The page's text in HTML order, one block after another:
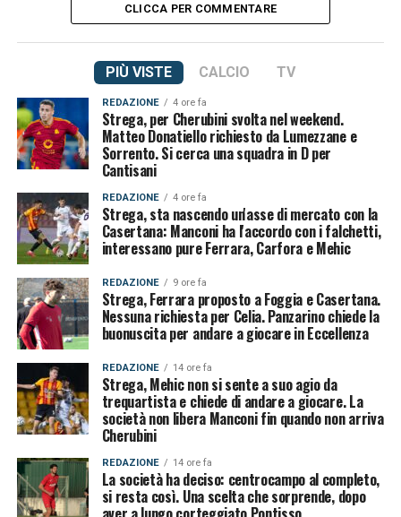
CLICCA PER COMMENTARE
PIÙ VISTE CALCIO TV
REDAZIONE 4 ore fa
Strega, per Cherubini svolta nel weekend.
Matteo Donatiello richiesto da Lumezzane e
Sorrento. Si cerca una squadra in D per
Cantisani
REDAZIONE 4 ore fa
Strega, sta nascendo un'asse di mercato con la
Casertana: Manconi ha l'accordo con i falchetti,
interessano pure Ferrara, Carfora e Mehic
REDAZIONE 9 ore fa
Strega, Ferrara proposto a Foggia e Casertana.
Nessuna richiesta per Celia. Panzarino chiede la
buonuscita per andare a giocare in Eccellenza
REDAZIONE 14 ore fa
Strega, Mehic non si sente a suo agio da
trequartista e chiede di andare a giocare. La
società non libera Manconi fin quando non arriva
Cherubini
REDAZIONE 14 ore fa
La società ha deciso: centrocampo al completo,
si resta così. Una scelta che sorprende, dopo